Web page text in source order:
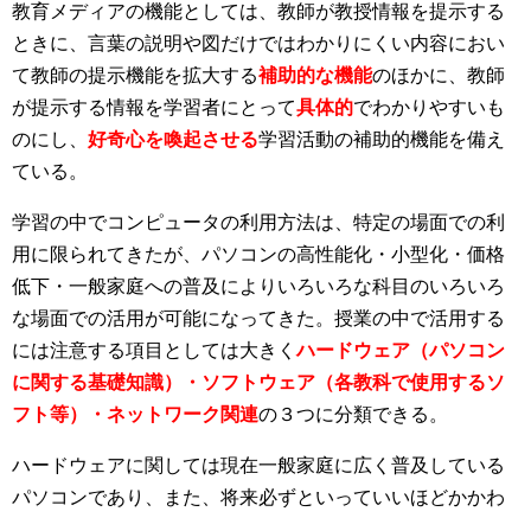
教育メディアの機能としては、教師が教授情報を提示する
ときに、言葉の説明や図だけではわかりにくい内容におい
て教師の提示機能を拡大する補助的な機能のほかに、教師
が提示する情報を学習者にとって具体的でわかりやすいも
のにし、 好奇心を喚起させる学習活動の補助的機能を備え
ている。
学習の中でコンピュータの利用方法は、特定の場面での利
用に限られてきたが、パソコンの高性能化・小型化・価格
低下・一般家庭への普及によりいろいろな科目のいろいろ
な場面での活用が可能になってきた。授業の中で活用する
には注意する項目としては大きくハードウェア（パソコン
に関する基礎知識）・ソフトウェア（各教科で使用するソ
フト等）・ネットワーク関連の３つに分類できる。
ハードウェアに関しては現在一般家庭に広く普及している
パソコンであり、また、将来必ずといっていいほどかかわ